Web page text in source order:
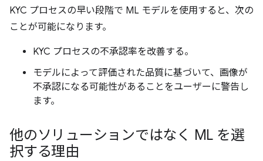
KYC プロセスの早い段階で ML モデルを使用すると、次の
ことが可能になります。
KYC プロセスの不承認率を改善する。
モデルによって評価された品質に基づいて、画像が
不承認になる可能性があることをユーザーに警告し
ます。
他のソリューションではなく ML を選
択する理由